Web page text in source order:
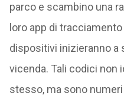
parco e scambino una
loro app di
dispositivi inizieranno a
vicenda. Tali codici non
stesso, ma sono